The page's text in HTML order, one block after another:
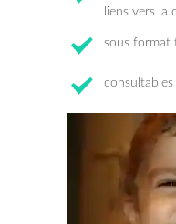
liens vers la
sous format
consultables